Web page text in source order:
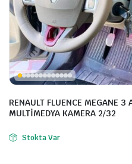
RENAULT FLUENCE MEGANE 3
MULTİMEDYA KAMERA 2/32
Stokta Var